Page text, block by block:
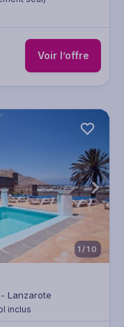
Voir l’offre
1/10
Lanzarote
inclus